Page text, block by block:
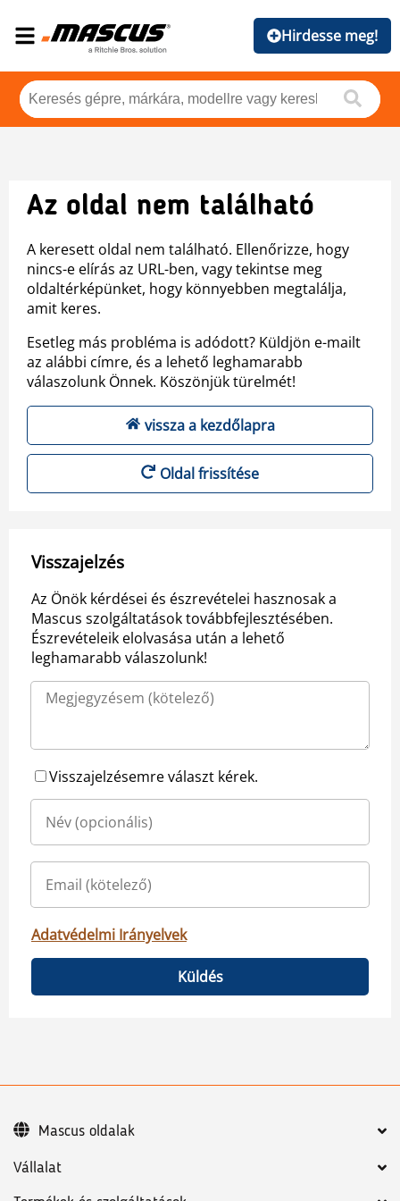
Hirdesse meg!
Az oldal nem található
A keresett oldal nem található. Ellenőrizze, hogy
nincs-e elírás az URL-ben, vagy tekintse meg
oldaltérképünket, hogy könnyebben megtalálja,
amit keres.
Esetleg más probléma is adódott? Küldjön e-mailt
az alábbi címre, és a lehető leghamarabb
válaszolunk Önnek. Köszönjük türelmét!
vissza a kezdőlapra
Oldal frissítése
Visszajelzés
Az Önök kérdései és észrevételei hasznosak a
Mascus szolgáltatások továbbfejlesztésében.
Észrevételeik elolvasása után a lehető
leghamarabb válaszolunk!
Visszajelzésemre választ kérek.
Adatvédelmi Irányelvek
Küldés
Vállalat
Mascus oldalak